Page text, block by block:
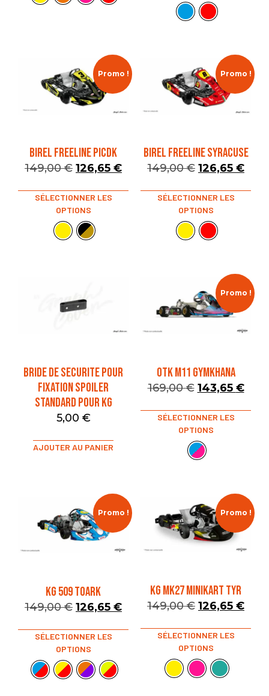
Promo !
BIREL FREELINE PICDK
149,00€ 126,65 €
SÉLECTIONNER LES
OPTIONS
Promo !
BIREL FREELINE SYRACUSE
149,00€ 126,65 €
SÉLECTIONNER LES
OPTIONS
BRIDE DE SECURITE POUR
FIXATION SPOILER
STANDARD POUR KG
5,00 €
AJOUTER AU PANIER
Promo !
OTK M11 GYMKHANA
169,00€ 143,65 €
SÉLECTIONNER LES
OPTIONS
Promo !
KG 509 TOARK
149,00€ 126,65 €
SÉLECTIONNER LES
OPTIONS
Promo !
KG MK27 MINIKART TYR
149,00€ 126,65 €
SÉLECTIONNER LES
OPTIONS